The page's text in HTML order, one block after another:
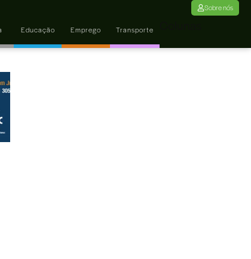
Educação Emprego Transporte
Sobre nós